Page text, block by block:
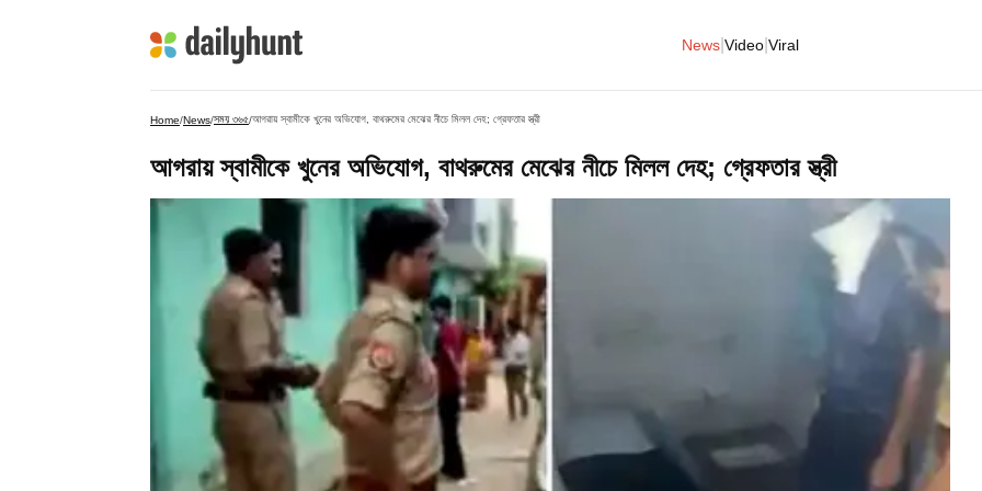
News Video Viral
Home/News/সময় ৩৬৫/আগরায় স্বামীকে খুনের অভিযোগ, বাথরুমের মেঝের নীচে মিলল দেহ; গ্রেফতার স্ত্রী
আগরায় স্বামীকে খুনের অভিযোগ, বাথরুমের মেঝের নীচে মিলল দেহ; গ্রেফতার স্ত্রী